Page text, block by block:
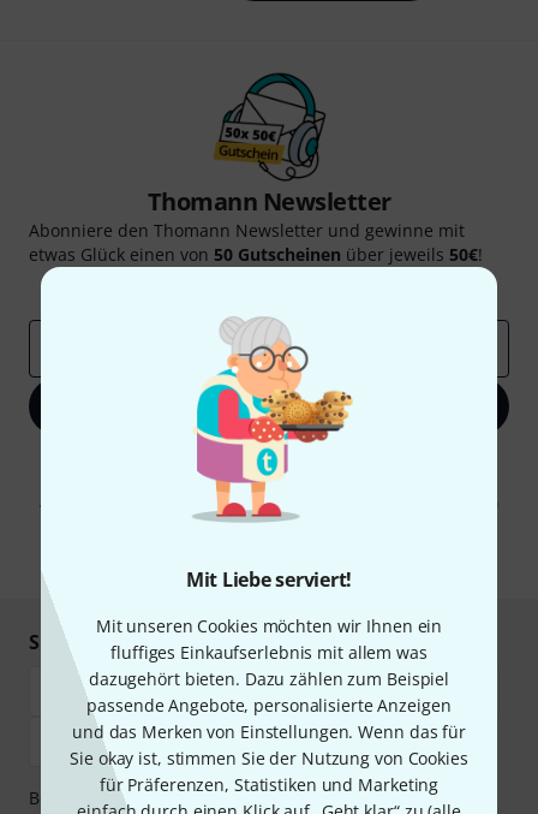
Mit Liebe serviert!
Mit unseren Cookies möchten wir Ihnen ein
fluffiges Einkaufserlebnis mit allem was
dazugehört bieten. Dazu zählen zum Beispiel
passende Angebote, personalisierte Anzeigen
und das Merken von Einstellungen. Wenn das für
Sie okay ist, stimmen Sie der Nutzung von Cookies
für Präferenzen, Statistiken und Marketing
Thomann Newsletter
Abonniere den Thomann Newsletter und gewinne mit
etwas Glück einen von 50 Gutscheinen über jeweils 50€!
Thomann Insights
Jetzt anmelden
Mit Klick auf „Jetzt anmelden“ stimmen Sie dem Erhalt von E-Mail-
Werbung und einer Messung des E-Mail-Nutzungsverhaltens zu. Die
Abmeldung ist jederzeit möglich. Weitere Informationen finden Sie in
unserenDatenschutzhinweisen
Sicher einkaufen & bezahlen
Bezahlen Sie vertraulich und sicher per Vorkasse, PayPal,